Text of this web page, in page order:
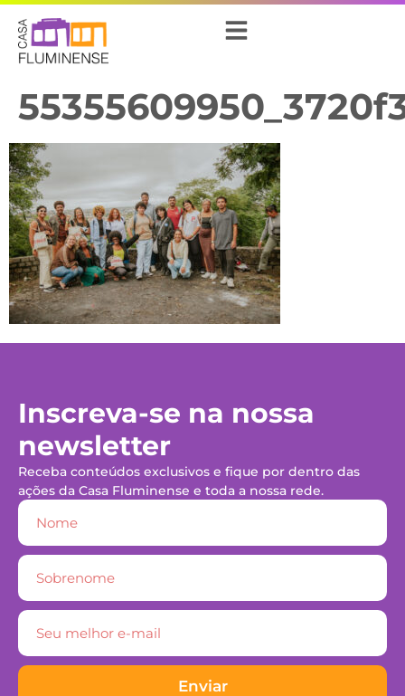
Inscreva-se na nossa
newsletter
Receba conteúdos exclusivos e fique por dentro das
ações da Casa Fluminense e toda a nossa rede.
Enviar